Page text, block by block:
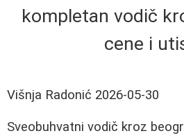
kompletan vodič
cene i
Višnja Radonić 2026-05-30
Sveobuhvatni vodič kroz